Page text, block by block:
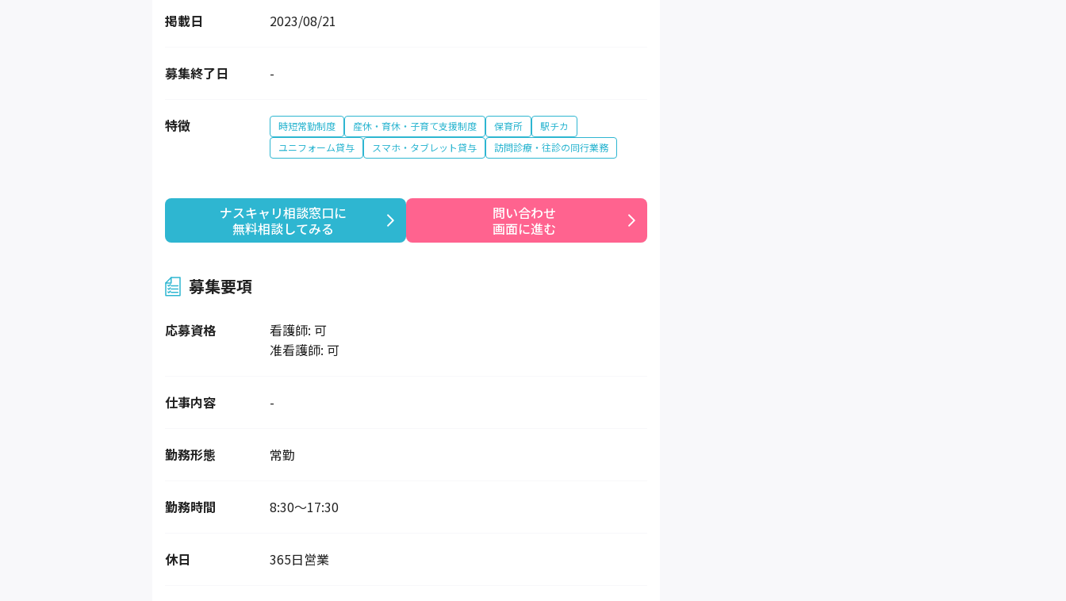
掲載日 2023/08/21
募集終了日 -
特徴 時短常勤制度 産休・育休・子育て支援制度 保育所
駅チカ
ユニフォーム貸与
スマホ・タブレット貸与 訪問診療・往診の同行業務
ナスキャリ相談窓口に
無料相談してみる
問い合わせ
画面に進む
募集要項
応募資格
看護師: 可
准看護師: 可
仕事内容 -
勤務形態 常勤
勤務時間 8:30～17:30
休日 365日営業